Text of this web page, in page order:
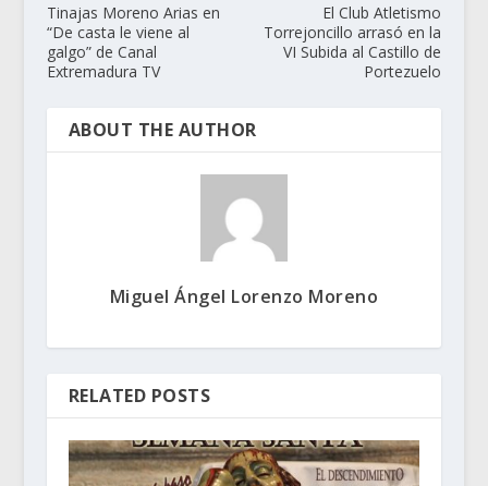
Tinajas Moreno Arias en
“De casta le viene al
galgo” de Canal
Extremadura TV
El Club Atletismo
Torrejoncillo arrasó en la
VI Subida al Castillo de
Portezuelo
ABOUT THE AUTHOR
Miguel Ángel Lorenzo Moreno
RELATED POSTS